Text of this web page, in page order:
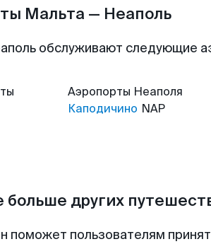
Мальта — Неаполь
обслуживают следующие
Аэропорты Неаполя
Каподичино NAP
больше других
поможет пользователям